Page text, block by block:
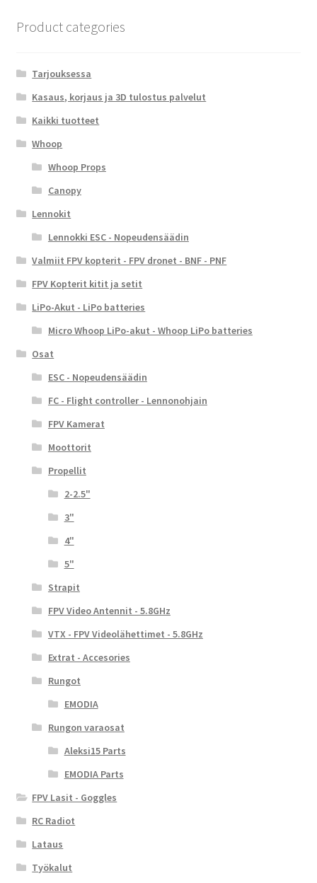
Product categories
Tarjouksessa
Kasaus, korjaus ja 3D tulostus palvelut
Kaikki tuotteet
Whoop
Whoop Props
Canopy
Lennokit
Lennokki ESC - Nopeudensäädin
Valmiit FPV kopterit - FPV dronet - BNF - PNF
FPV Kopterit kitit ja setit
LiPo-Akut - LiPo batteries
Micro Whoop LiPo-akut - Whoop LiPo batteries
Osat
ESC - Nopeudensäädin
FC - Flight controller - Lennonohjain
FPV Kamerat
Moottorit
Propellit
2-2.5"
3"
4"
5"
Strapit
FPV Video Antennit - 5.8GHz
VTX - FPV Videolähettimet - 5.8GHz
Extrat - Accesories
Rungot
EMODIA
Rungon varaosat
Aleksi15 Parts
EMODIA Parts
FPV Lasit - Goggles
RC Radiot
Lataus
Työkalut